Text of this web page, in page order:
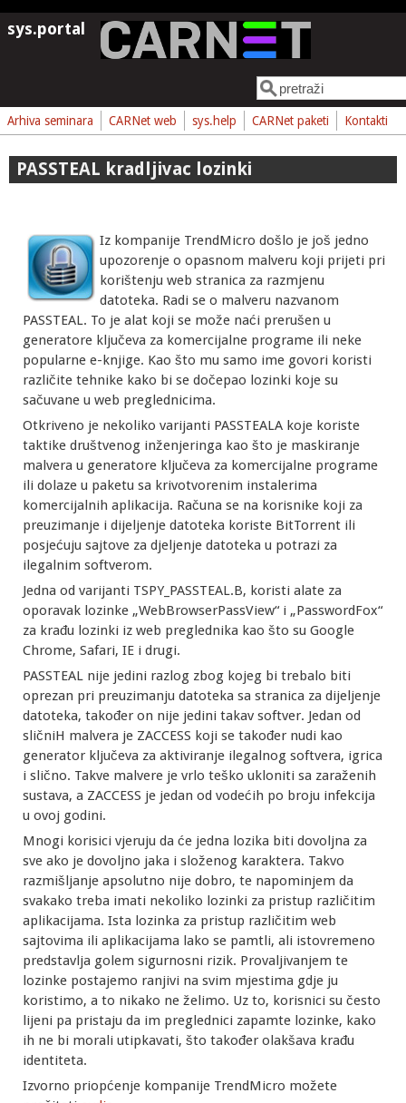
Skoči na glavni sadržaj
sys.portal
Obrazac pretrage
Pretraga
Arhiva seminara CARNet web sys.help CARNet paketi Kontakti
PASSTEAL kradljivac lozinki
Iz kompanije TrendMicro došlo je još jedno
upozorenje o opasnom malveru koji prijeti pri
korištenju web stranica za razmjenu
datoteka. Radi se o malveru nazvanom
PASSTEAL. To je alat koji se može naći prerušen u
generatore ključeva za komercijalne programe ili neke
popularne e-knjige. Kao što mu samo ime govori koristi
različite tehnike kako bi se dočepao lozinki koje su
sačuvane u web preglednicima.
Otkriveno je nekoliko varijanti PASSTEALA koje koriste
taktike društvenog inženjeringa kao što je maskiranje
malvera u generatore ključeva za komercijalne programe
ili dolaze u paketu sa krivotvorenim instalerima
komercijalnih aplikacija. Računa se na korisnike koji za
preuzimanje i dijeljenje datoteka koriste BitTorrent ili
posjećuju sajtove za djeljenje datoteka u potrazi za
ilegalnim softverom.
Jedna od varijanti TSPY_PASSTEAL.B, koristi alate za
oporavak lozinke „WebBrowserPassView“ i „PasswordFox“
za krađu lozinki iz web preglednika kao što su Google
Chrome, Safari, IE i drugi.
PASSTEAL nije jedini razlog zbog kojeg bi trebalo biti
oprezan pri preuzimanju datoteka sa stranica za dijeljenje
datoteka, također on nije jedini takav softver. Jedan od
sličniH malvera je ZACCESS koji se također nudi kao
generator ključeva za aktiviranje ilegalnog softvera, igrica
i slično. Takve malvere je vrlo teško ukloniti sa zaraženih
sustava, a ZACCESS je jedan od vodećih po broju infekcija
u ovoj godini.
Mnogi korisici vjeruju da će jedna lozika biti dovoljna za
sve ako je dovoljno jaka i složenog karaktera. Takvo
razmišljanje apsolutno nije dobro, te napominjem da
svakako treba imati nekoliko lozinki za pristup različitim
aplikacijama. Ista lozinka za pristup različitim web
sajtovima ili aplikacijama lako se pamtli, ali istovremeno
predstavlja golem sigurnosni rizik. Provaljivanjem te
lozinke postajemo ranjivi na svim mjestima gdje ju
koristimo, a to nikako ne želimo. Uz to, korisnici su često
lijeni pa pristaju da im preglednici zapamte lozinke, kako
ih ne bi morali utipkavati, što također olakšava krađu
identiteta.
Izvorno priopćenje kompanije TrendMicro možete